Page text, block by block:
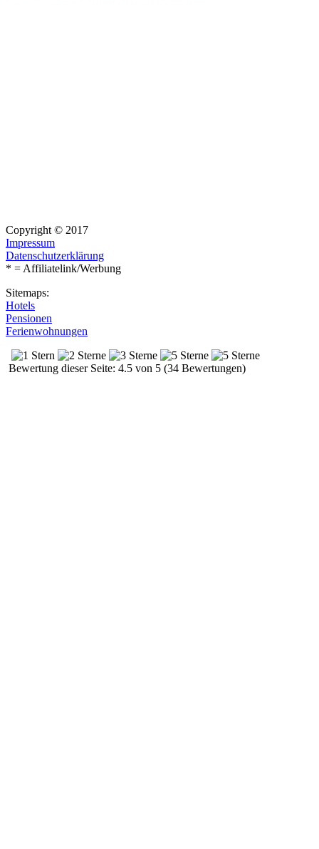
Copyright © 2017
Impressum
Datenschutzerklärung
* = Affiliatelink/Werbung
Sitemaps:
Hotels
Pensionen
Ferienwohnungen
Bewertung dieser Seite: 4.5 von 5 (34 Bewertungen)